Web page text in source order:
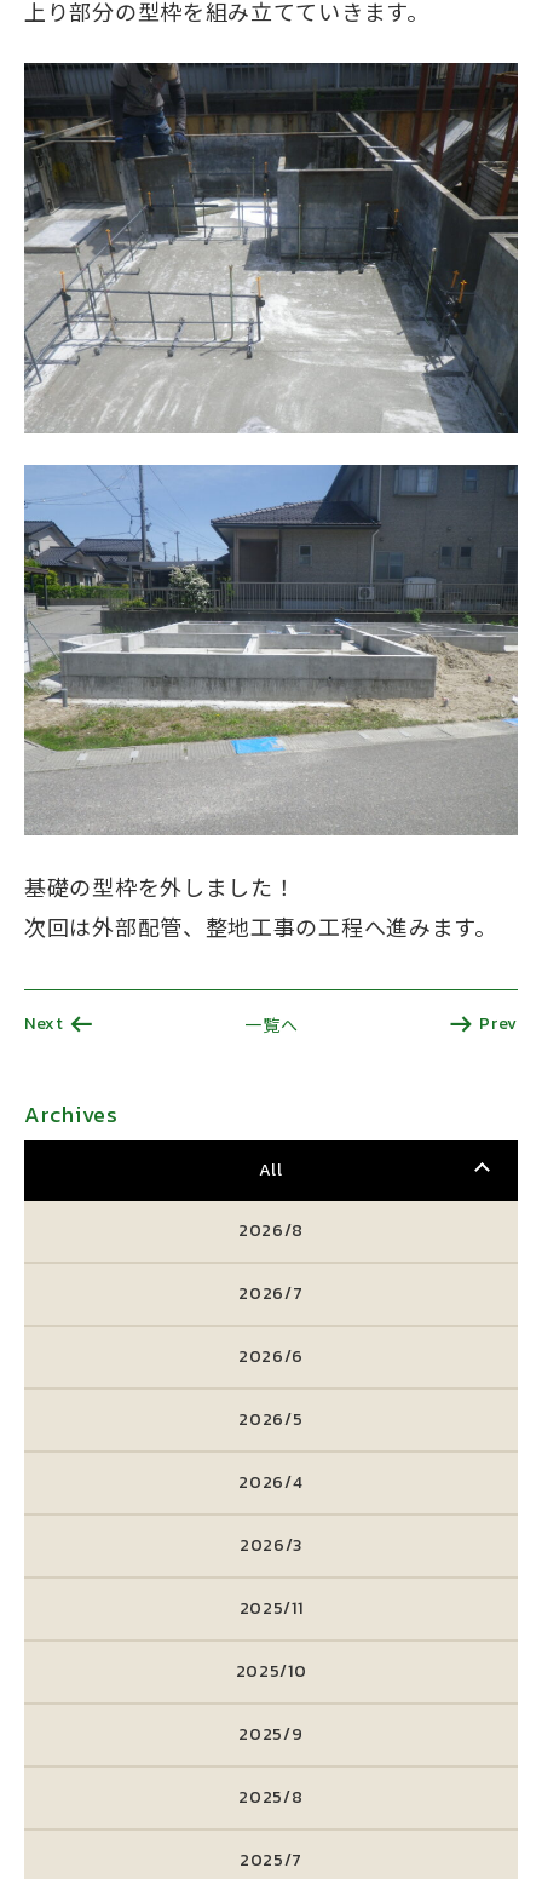
上り部分の型枠を組み立てていきます。
基礎の型枠を外しました！
次回は外部配管、整地工事の工程へ進みます。
Next 一覧へ Prev
Archives
All
2026/8
2026/7
2026/6
2026/5
2026/4
2026/3
2025/11
2025/10
2025/9
2025/8
2025/7